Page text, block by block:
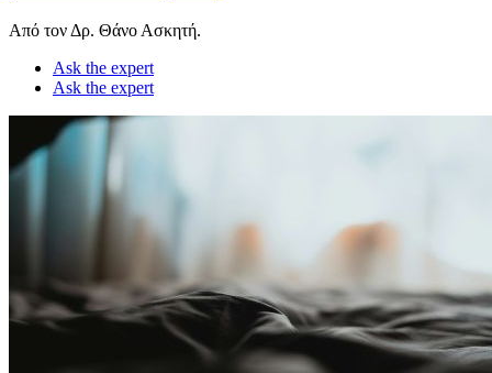
Από τον Δρ. Θάνο Ασκητή.
Ask the expert
Ask the expert